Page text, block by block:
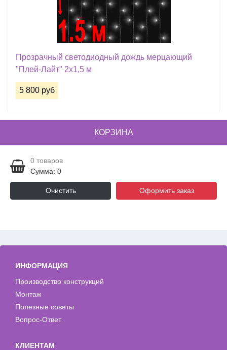
Прозрачный светодиодный дождь мерцающий
"Плей-Лайт" 2х1,5 м
5 800 руб
КОРЗИНА
0 товаров
Сумма: 0
Очистить Оформить заказ
ИНФОРМАЦИЯ
Производство конструкций
Монтаж
Полезные советы
Вопрос-Ответ
КЛИЕНТАМ